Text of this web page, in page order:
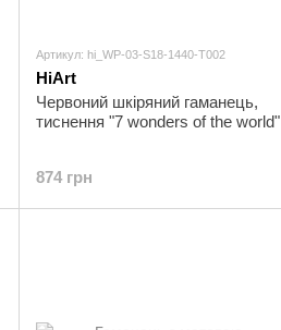
Артикул: hi_WP-03-S18-1440-T002
HiArt
Червоний шкіряний гаманець,
тиснення "7 wonders of the world"
874 грн